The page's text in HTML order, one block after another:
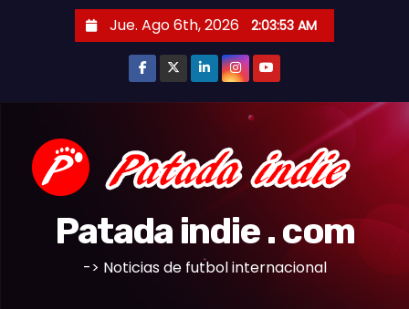
Jue. Ago 6th, 2026 2:03:54 AM
Patada indie . com
-> Noticias de futbol internacional